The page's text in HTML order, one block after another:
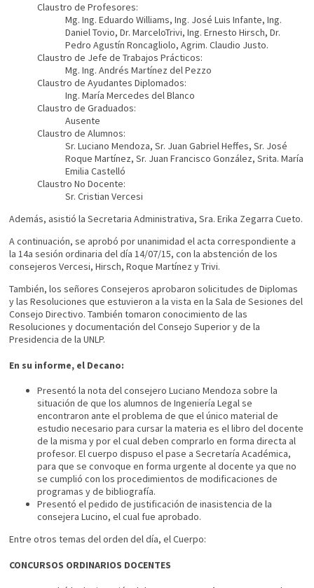
Claustro de Profesores:
Mg. Ing. Eduardo Williams, Ing. José Luis Infante, Ing.
Daniel Tovio, Dr. MarceloTrivi, Ing. Ernesto Hirsch, Dr.
Pedro Agustín Roncagliolo, Agrim. Claudio Justo.
Claustro de Jefe de Trabajos Prácticos:
Mg. Ing. Andrés Martínez del Pezzo
Claustro de Ayudantes Diplomados:
Ing. María Mercedes del Blanco
Claustro de Graduados:
Ausente
Claustro de Alumnos:
Sr. Luciano Mendoza, Sr. Juan Gabriel Heffes, Sr. José
Roque Martínez, Sr. Juan Francisco González, Srita. María
Emilia Castelló
Claustro No Docente:
Sr. Cristian Vercesi
Además, asistió la Secretaria Administrativa, Sra. Erika Zegarra Cueto.
A continuación, se aprobó por unanimidad el acta correspondiente a
la 14a sesión ordinaria del día 14/07/15, con la abstención de los
consejeros Vercesi, Hirsch, Roque Martínez y Trivi.
También, los señores Consejeros aprobaron solicitudes de Diplomas
y las Resoluciones que estuvieron a la vista en la Sala de Sesiones del
Consejo Directivo. También tomaron conocimiento de las
Resoluciones y documentación del Consejo Superior y de la
Presidencia de la UNLP.
En su informe, el Decano:
Presentó la nota del consejero Luciano Mendoza sobre la
situación de que los alumnos de Ingeniería Legal se
encontraron ante el problema de que el único material de
estudio necesario para cursar la materia es el libro del docente
de la misma y por el cual deben comprarlo en forma directa al
profesor. El cuerpo dispuso el pase a Secretaría Académica,
para que se convoque en forma urgente al docente ya que no
se cumplió con los procedimientos de modificaciones de
programas y de bibliografía.
Presentó el pedido de justificación de inasistencia de la
consejera Lucino, el cual fue aprobado.
Entre otros temas del orden del día, el Cuerpo:
CONCURSOS ORDINARIOS DOCENTES